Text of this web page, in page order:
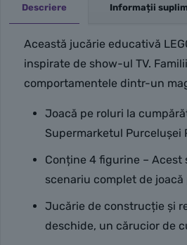
Descriere Informații
Această jucărie educativă
inspirate de show-ul TV.
comportamentele dintr-un
Joacă pe roluri la
Supermarketul Purcelușei
Conține 4 figurine – Acest
scenariu complet de joacă
Jucărie de construcție și
deschide, un cărucior de